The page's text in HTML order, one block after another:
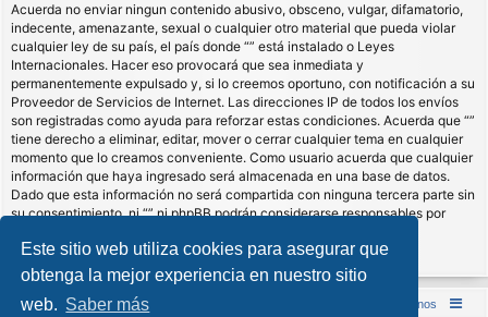
Este sitio web utiliza cookies para asegurar que
obtenga la mejor experiencia en nuestro sitio
web. Saber más
Acuerda no enviar ningun contenido abusivo, obsceno, vulgar, difamatorio,
indecente, amenazante, sexual o cualquier otro material que pueda violar
cualquier ley de su país, el país donde “” está instalado o Leyes
Internacionales. Hacer eso provocará que sea inmediata y
permanentemente expulsado y, si lo creemos oportuno, con notificación a su
Proveedor de Servicios de Internet. Las direcciones IP de todos los envíos
son registradas como ayuda para reforzar estas condiciones. Acuerda que “”
tiene derecho a eliminar, editar, mover o cerrar cualquier tema en cualquier
momento que lo creamos conveniente. Como usuario acuerda que cualquier
información que haya ingresado será almacenada en una base de datos.
Dado que esta información no será compartida con ninguna tercera parte sin
su consentimiento, ni “” ni phpBB podrán considerarse responsables por
comprometidos.
Inicio (Web) Foro Punta de Lanza Wargames Contáctenos